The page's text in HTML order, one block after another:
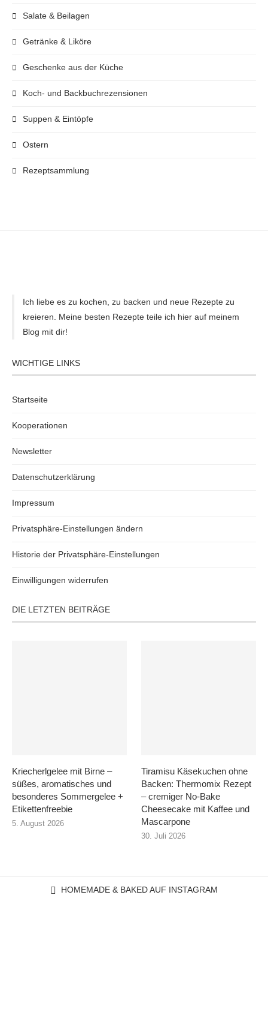
Salate & Beilagen
Getränke & Liköre
Geschenke aus der Küche
Koch- und Backbuchrezensionen
Suppen & Eintöpfe
Ostern
Rezeptsammlung
Ich liebe es zu kochen, zu backen und neue Rezepte zu
kreieren. Meine besten Rezepte teile ich hier auf meinem
Blog mit dir!
WICHTIGE LINKS
Startseite
Kooperationen
Newsletter
Datenschutzerklärung
Impressum
Privatsphäre-Einstellungen ändern
Historie der Privatsphäre-Einstellungen
Einwilligungen widerrufen
DIE LETZTEN BEITRÄGE
Kriecherlgelee mit Birne –
süßes, aromatisches und
besonderes Sommergelee +
Etikettenfreebie
5. August 2026
Tiramisu Käsekuchen ohne
Backen: Thermomix Rezept
– cremiger No-Bake
Cheesecake mit Kaffee und
Mascarpone
30. Juli 2026
HOMEMADE & BAKED AUF INSTAGRAM